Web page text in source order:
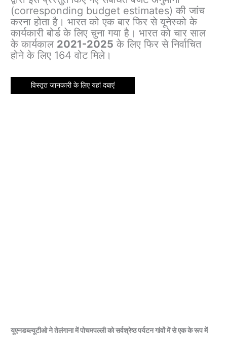
(corresponding budget estimates) की जांच
करना होता है। भारत को एक बार फिर से यूनेस्को के
कार्यकारी बोर्ड के लिए चुना गया है। भारत को चार साल
के कार्यकाल 2021-2025 के लिए फिर से निर्वाचित
होने के लिए 164 वोट मिले।
विस्तृत जानकारी के लिए यहां दबाएं
यूएनडब्ल्यूटीओ ने तेलंगाना में पोचमपल्ली को सर्वश्रेष्ठ पर्यटन गांवों में से एक के रूप में